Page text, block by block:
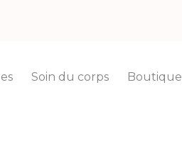
Soin du corps Boutique